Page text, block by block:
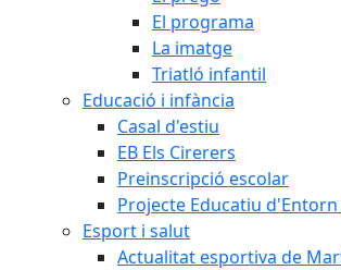
El programa
La imatge
Triatló infantil
Educació i infància
Casal d'estiu
EB Els Cirerers
Preinscripció escolar
Projecte Educatiu
Esport i salut
Actualitat esportiva de